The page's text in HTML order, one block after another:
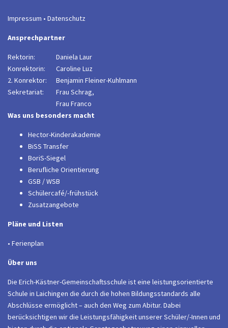
Impressum • Datenschutz
Ansprechpartner
Rektorin:
Daniela Laur
Konrektorin:
Caroline Luz
2. Konrektor:
Benjamin Fleiner-Kuhlmann
Sekretariat:
Frau Schrag,
Frau Franco
Was uns besonders macht
Hector-Kinderakademie
BiSS Transfer
BoriS-Siegel
Berufliche Orientierung
GSB / WSB
Schülercafé/-frühstück
Zusatzangebote
Pläne und Listen
• Ferienplan
Über uns
Die Erich-Kästner-Gemeinschaftsschule ist eine leistungsorientierte
Schule in Laichingen die durch die hohen Bildungsstandards alle
Abschlüsse ermöglicht – auch den Weg zum Abitur. Dabei
berücksichtigen wir die Leistungsfähigkeit unserer Schüler/-Innen und